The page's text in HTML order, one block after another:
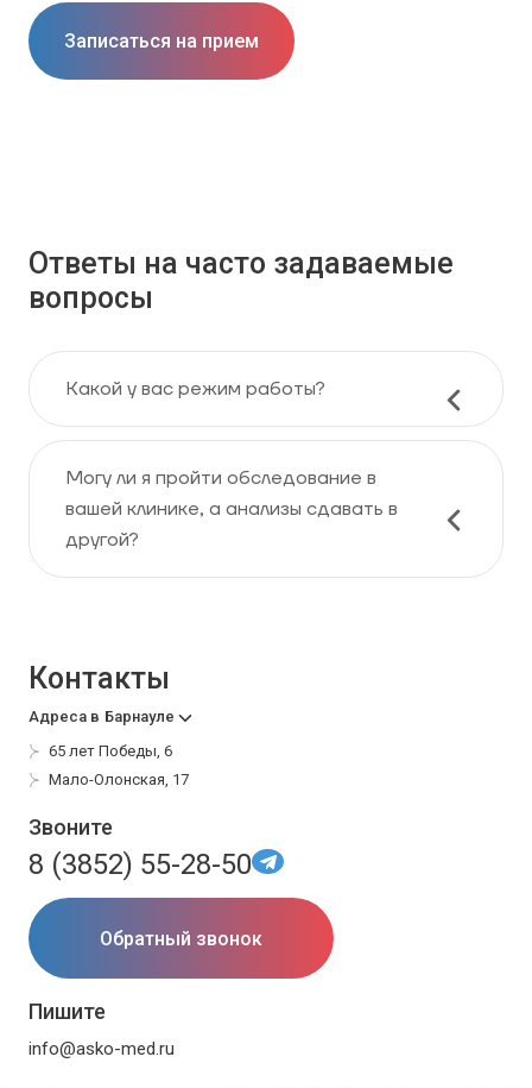
Записаться на прием
Ответы на часто задаваемые
вопросы
Какой у вас режим работы?
Могу ли я пройти обследование в
вашей клинике, а анализы сдавать в
другой?
Контакты
Адреса в Барнауле
65 лет Победы, 6
Мало-Олонская, 17
Звоните
8 (3852) 55-28-50
Обратный звонок
Пишите
info@asko-med.ru